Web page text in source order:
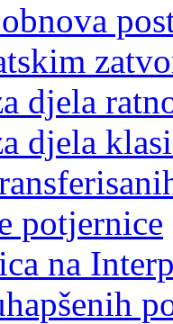
djela
djela
potjernice
na